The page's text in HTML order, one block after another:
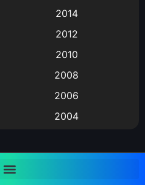
2014
2012
2010
2008
2006
2004